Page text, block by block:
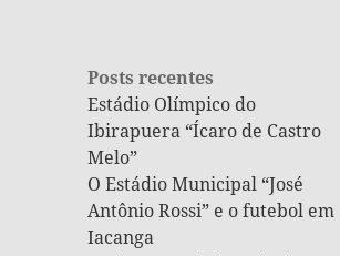
Posts recentes
Estádio Olímpico do
Ibirapuera “Ícaro de Castro
Melo”
O Estádio Municipal “José
Antônio Rossi” e o futebol em
Iacanga